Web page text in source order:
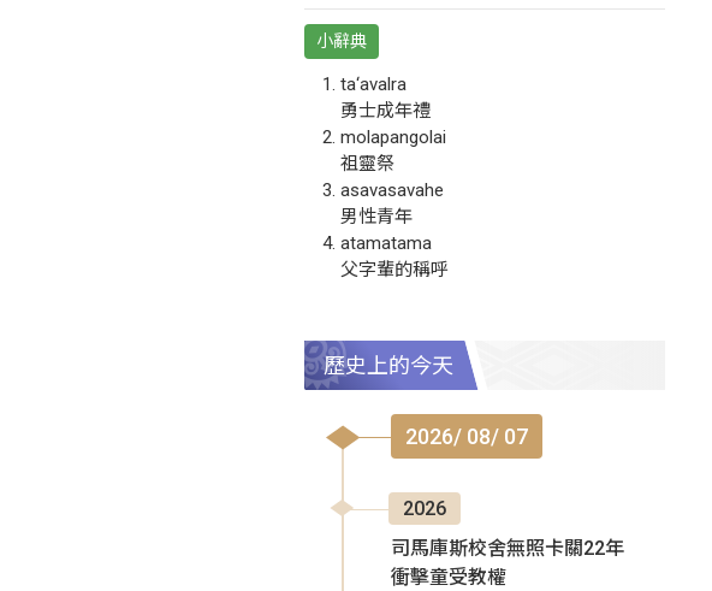
小辭典
ta‘avalra
勇士成年禮
molapangolai
祖靈祭
asavasavahe
男性青年
atamatama
父字輩的稱呼
歷史上的今天
2026/ 08/ 07
2026
司馬庫斯校舍無照卡關22年
衝擊童受教權